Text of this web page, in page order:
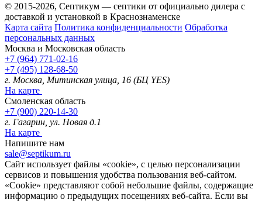
© 2015-2026, Септикум — септики от официально дилера с
доставкой и установкой в Краснознаменске
Карта сайта Политика конфиденциальности Обработка
персональных данных
Москва и Московская область
+7 (964) 771-02-16
+7 (495) 128-68-50
г. Москва, Митинская улица, 16 (БЦ YES)
На карте
Смоленская область
+7 (900) 220-14-30
г. Гагарин, ул. Новая д.1
На карте
Напишите нам
sale@septikum.ru
Сайт использует файлы «cookie», с целью персонализации
сервисов и повышения удобства пользования веб-сайтом.
«Cookie» представляют собой небольшие файлы, содержащие
информацию о предыдущих посещениях веб-сайта. Если вы